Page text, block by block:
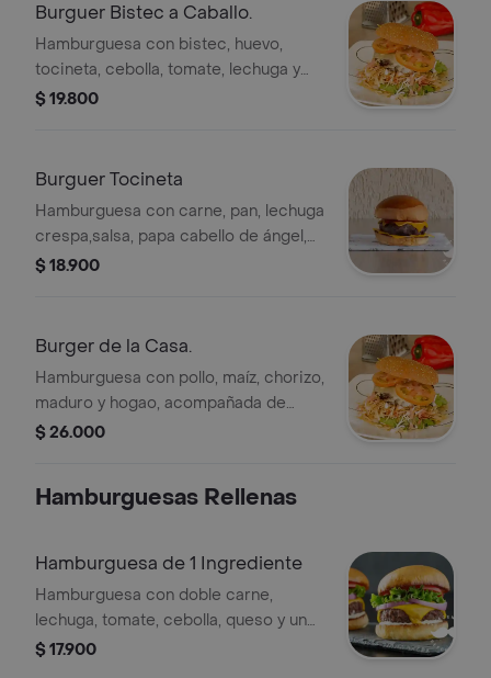
Burguer Bistec a Caballo.
Hamburguesa con bistec, huevo,
tocineta, cebolla, tomate, lechuga y
papas fritas.
$ 19.800
Burguer Tocineta
Hamburguesa con carne, pan, lechuga
crespa,salsa, papa cabello de ángel,
rodajas de tomate y doble queso y
$ 18.900
Burger de la Casa.
Hamburguesa con pollo, maíz, chorizo,
maduro y hogao, acompañada de
lechuga, tomate y papas fritas.
$ 26.000
Hamburguesas Rellenas
Hamburguesa de 1 Ingrediente
Hamburguesa con doble carne,
lechuga, tomate, cebolla, queso y un
ingrediente a elegir.
$ 17.900